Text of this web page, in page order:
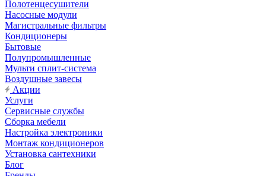
Полотенцесушители
Насосные модули
Магистральные фильтры
Кондиционеры
Бытовые
Полупромышленные
Мульти сплит-система
Воздушные завесы
Акции
Услуги
Сервисные службы
Сборка мебели
Настройка электроники
Монтаж кондиционеров
Установка сантехники
Блог